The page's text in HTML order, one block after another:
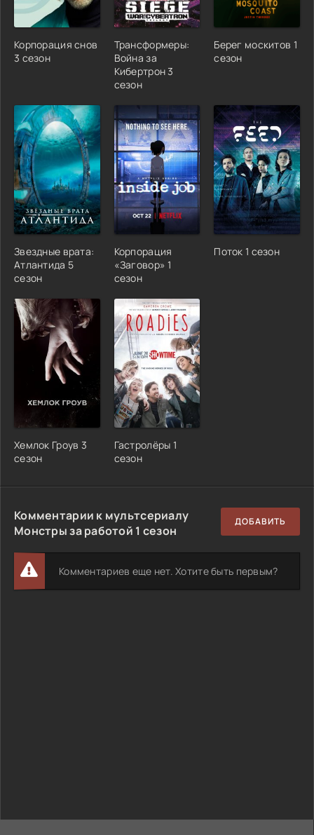
Корпорация снов
3 сезон
Трансформеры:
Война за
Кибертрон 3
сезон
Берег москитов 1
сезон
Звездные врата:
Атлантида 5
сезон
Корпорация
«Заговор» 1
сезон
Поток 1 сезон
Хемлок Гроув 3
сезон
Гастролёры 1
сезон
Комментарии к мультсериалу
Монстры за работой 1 сезон
ДОБАВИТЬ
Комментариев еще нет. Хотите быть первым?